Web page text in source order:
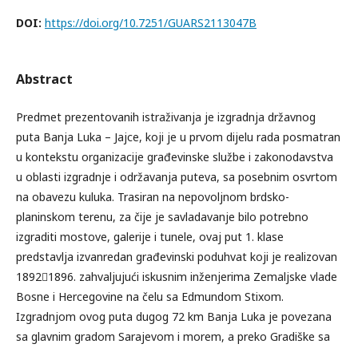
DOI: https://doi.org/10.7251/GUARS2113047B
Abstract
Predmet prezentovanih istraživanja je izgradnja državnog
puta Banja Luka – Jajce, koji je u prvom dijelu rada posmatran
u kontekstu organizacije građevinske službe i zakonodavstva
u oblasti izgradnje i održavanja puteva, sa posebnim osvrtom
na obavezu kuluka. Trasiran na nepovoljnom brdsko-
planinskom terenu, za čije je savladavanje bilo potrebno
izgraditi mostove, galerije i tunele, ovaj put 1. klase
predstavlja izvanredan građevinski poduhvat koji je realizovan
18921896. zahvaljujući iskusnim inženjerima Zemaljske vlade
Bosne i Hercegovine na čelu sa Edmundom Stixom.
Izgradnjom ovog puta dugog 72 km Banja Luka je povezana
sa glavnim gradom Sarajevom i morem, a preko Gradiške sa